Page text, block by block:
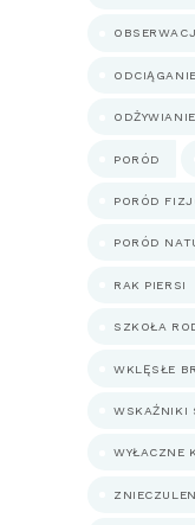
PORÓD
PORÓD
PORÓD
RAK PIERSI
SZKOŁA
WKLĘSŁE
WSKAŹNIKI
WYŁACZNE